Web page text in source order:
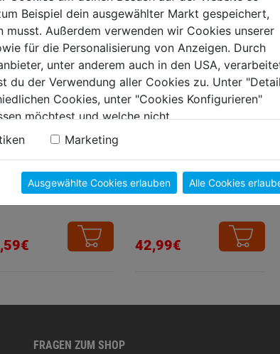
SDS-max Breit
Kurzmeißelset SDS-
plus 3tlg.
42,99€
FRAGEN ZUM SHOP
Beispiel dein ausgewählter Markt gespeichert,
Außerdem verwenden wir Cookies unserer
für die Personalisierung von Anzeigen. Durch
unter anderem auch in den USA,
du der Verwendung aller Cookies zu. Unter
Cookies, unter "Cookies Konfigurieren"
möchtest und welche nicht.
Marketing
Ausgewählte Cookies erlauben Alle Cookies